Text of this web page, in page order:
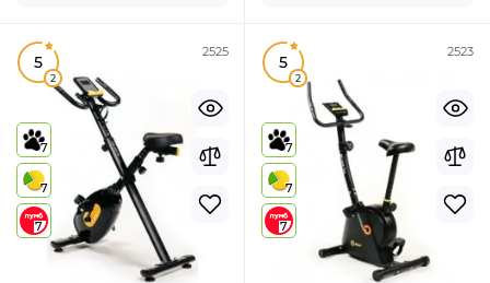
2525
5
2
7
7
7
2523
5
2
7
7
7